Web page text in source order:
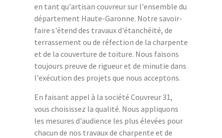
en tant qu'artisan couvreur sur l'ensemble du
département Haute-Garonne. Notre savoir-
faire s'étend des travaux d'étanchéité, de
terrassement ou de réfection de la charpente
et de la couverture de toiture. Nous faisons
toujours preuve de rigueur et de minutie dans
l'exécution des projets que nous acceptons.
En faisant appel à la société Couvreur 31,
vous choisissez la qualité. Nous appliquons
les mesures d'audience les plus élevées pour
chacun de nos travaux de charpente et de